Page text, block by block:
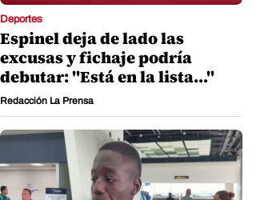
Deportes
Espinel deja de lado las
excusas y fichaje podría
debutar: "Está en la lista..."
Redacción La Prensa